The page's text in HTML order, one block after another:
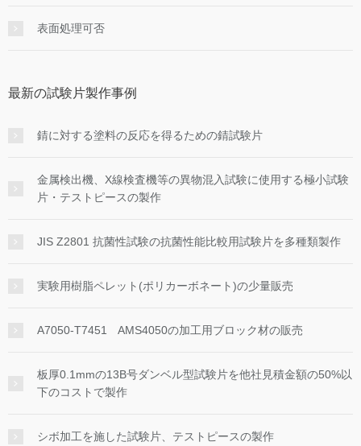
表面処理可否
最新の試験片製作事例
錆に対する塗料の反応を得るための錆試験片
金属検出機、X線検査機等の異物混入試験に使用する極小試験
片・テストピースの製作
JIS Z2801 抗菌性試験の抗菌性能比較用試験片を多種類製作
実験用樹脂ペレット(ポリカーボネート)の少量販売
A7050-T7451 AMS4050の加工用ブロック材の販売
板厚0.1mmの13B号ダンベル型試験片を他社見積金額の50%以
下のコストで製作
シボ加工を施した試験片、テストピースの製作